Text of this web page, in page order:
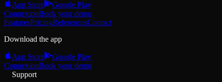
App Store
Google Play
ConnexionBook your demo
FeaturesPricingReferencesContact
Download the app
App Store
Google Play
ConnexionBook your demo
Support